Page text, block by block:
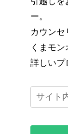
ー。
カウンセ
くまモン
詳しいプ